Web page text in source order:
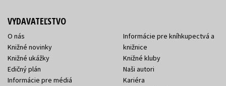
VYDAVATEĽSTVO
O nás
Knižné novinky
Knižné ukážky
Edičný plán
Informácie pre médiá
Informácie pre kníhkupectvá a
knižnice
Knižné kluby
Naši autori
Kariéra